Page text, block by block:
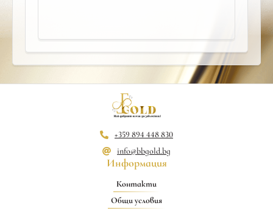
+359 894 448 830
info@bbgold.bg
Информация
Контакти
Общи условия